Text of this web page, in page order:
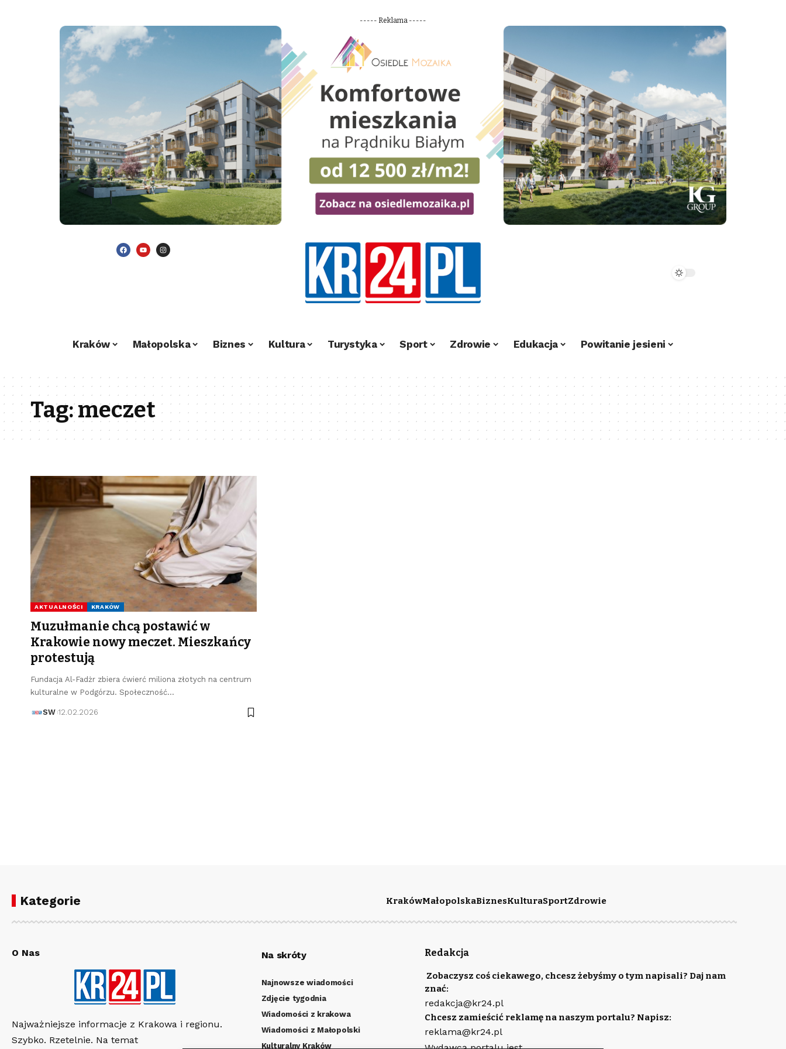
----- Reklama -----
Kraków Małopolska Biznes Kultura Turystyka Sport Zdrowie Edukacja Powitanie jesieni
Tag:meczet
AKTUALNOŚCI KRAKÓW
Muzułmanie chcą postawić w
Krakowie nowy meczet. Mieszkańcy
protestują
Fundacja Al-Fadżr zbiera ćwierć miliona złotych na centrum
kulturalne w Podgórzu. Społeczność…
SW 12.02.2026
Kategorie KrakówMałopolskaBiznesKulturaSportZdrowie
O Nas
Najważniejsze informacje z Krakowa i regionu.
Szybko. Rzetelnie. Na temat
Na skróty
Najnowsze wiadomości
Zdjęcie tygodnia
Wiadomości z krakowa
Wiadomości z Małopolski
Kulturalny Kraków
Redakcja
Zobaczysz coś ciekawego, chcesz żebyśmy o tym napisali? Daj nam
znać:
redakcja@kr24.pl
Chcesz zamieścić reklamę na naszym portalu? Napisz:
reklama@kr24.pl